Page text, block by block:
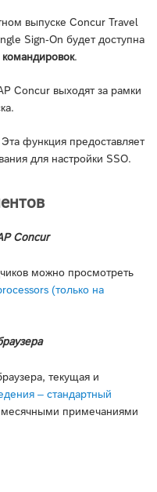
выпуске Concur Travel
Sign-On будет доступна
командировок.
Concur выходят за рамки
функция предоставляет
для настройки SSO.
Concur
можно просмотреть
(только на
текущая и
– стандартный
примечаниями